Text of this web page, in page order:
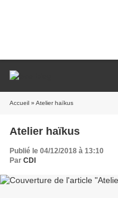
Accueil » Atelier haïkus
Atelier haïkus
Publié le 04/12/2018 à 13:10
Par CDI